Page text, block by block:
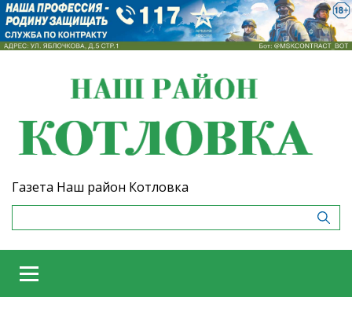
Газета Наш район Котловка